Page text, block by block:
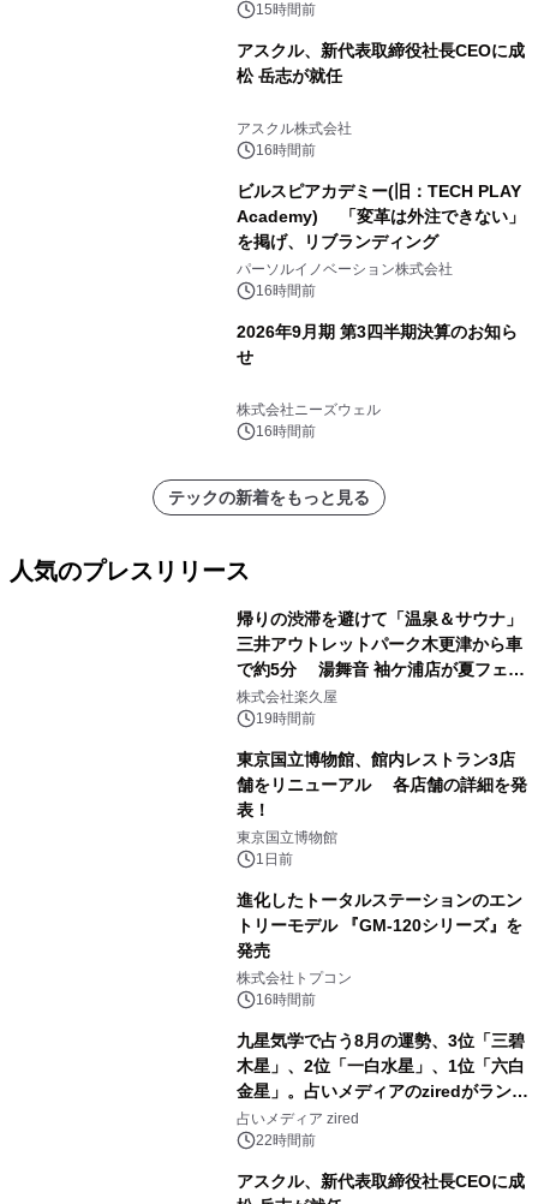
かる実践ガイド
15時間前
アスクル、新代表取締役社長CEOに成
松 岳志が就任
アスクル株式会社
16時間前
ビルスピアカデミー(旧：TECH PLAY
Academy) 「変革は外注できない」
を掲げ、リブランディング
パーソルイノベーション株式会社
16時間前
2026年9月期 第3四半期決算のお知ら
せ
株式会社ニーズウェル
16時間前
テックの新着をもっと見る
人気のプレスリリース
帰りの渋滞を避けて「温泉＆サウナ」
三井アウトレットパーク木更津から車
で約5分 湯舞音 袖ケ浦店が夏フェア
メニューを提供
株式会社楽久屋
19時間前
東京国立博物館、館内レストラン3店
舗をリニューアル 各店舗の詳細を発
表！
東京国立博物館
1日前
進化したトータルステーションのエン
トリーモデル 『GM-120シリーズ』を
発売
株式会社トプコン
16時間前
九星気学で占う8月の運勢、3位「三碧
木星」、2位「一白水星」、1位「六白
金星」。占いメディアのziredがランキ
ングを発表
占いメディア zired
22時間前
アスクル、新代表取締役社長CEOに成